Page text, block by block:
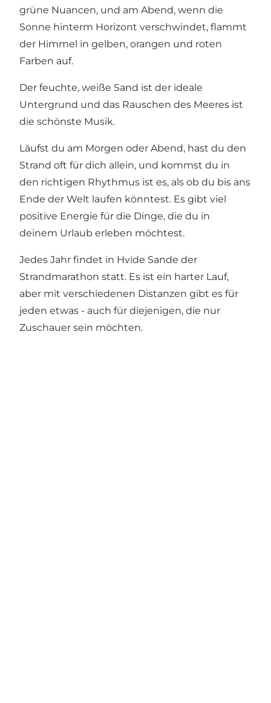
grüne Nuancen, und am Abend, wenn die
Sonne hinterm Horizont verschwindet, flammt
der Himmel in gelben, orangen und roten
Farben auf.
Der feuchte, weiße Sand ist der ideale
Untergrund und das Rauschen des Meeres ist
die schönste Musik.
Läufst du am Morgen oder Abend, hast du den
Strand oft für dich allein, und kommst du in
den richtigen Rhythmus ist es, als ob du bis ans
Ende der Welt laufen könntest. Es gibt viel
positive Energie für die Dinge, die du in
deinem Urlaub erleben möchtest.
Jedes Jahr findet in Hvide Sande der
Strandmarathon statt. Es ist ein harter Lauf,
aber mit verschiedenen Distanzen gibt es für
jeden etwas - auch für diejenigen, die nur
Zuschauer sein möchten.